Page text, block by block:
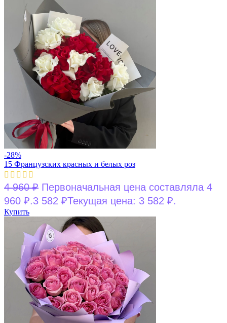
-28%
15 Французских красных и белых роз
4 960₽ Первоначальная цена составляла 4
960 ₽.3 582 ₽Текущая цена: 3 582 ₽.
Купить